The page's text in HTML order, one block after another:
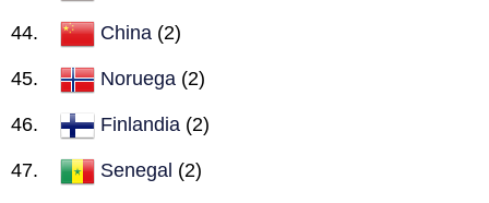
China (2)
Noruega (2)
Finlandia (2)
Senegal (2)